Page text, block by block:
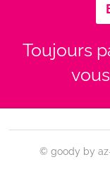
Toujours
© goody by